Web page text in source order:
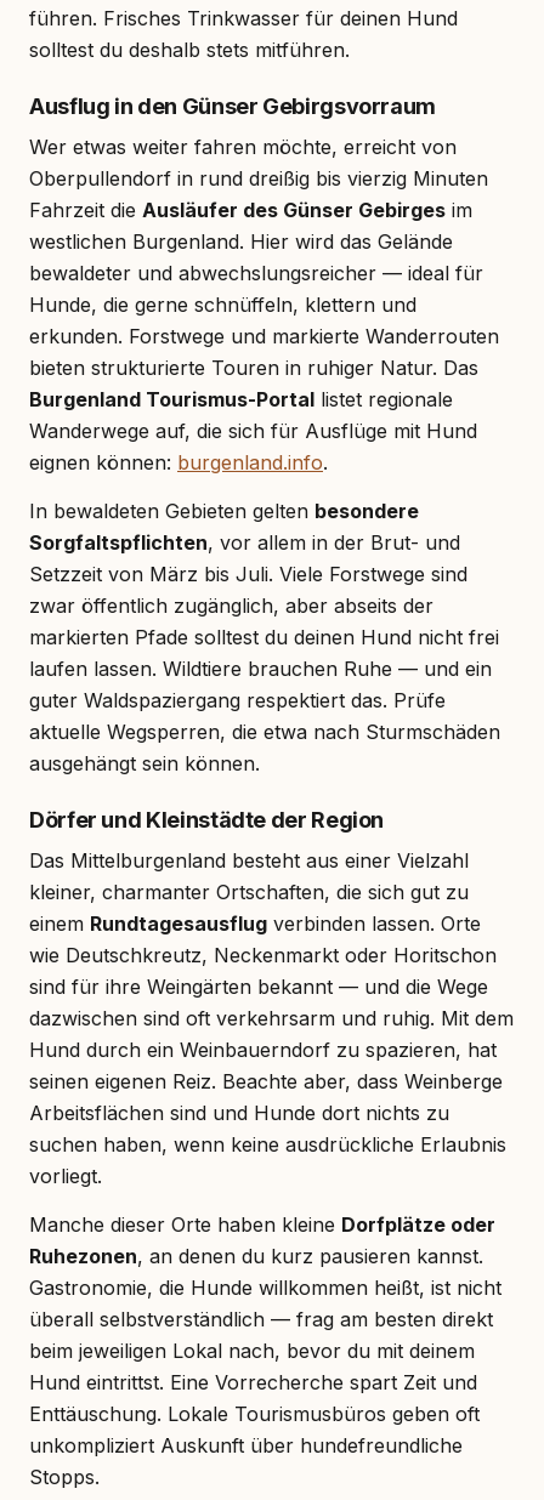
führen. Frisches Trinkwasser für deinen Hund
solltest du deshalb stets mitführen.
Ausflug in den Günser Gebirgsvorraum
Wer etwas weiter fahren möchte, erreicht von
Oberpullendorf in rund dreißig bis vierzig Minuten
Fahrzeit die Ausläufer des Günser Gebirges im
westlichen Burgenland. Hier wird das Gelände
bewaldeter und abwechslungsreicher — ideal für
Hunde, die gerne schnüffeln, klettern und
erkunden. Forstwege und markierte Wanderrouten
bieten strukturierte Touren in ruhiger Natur. Das
Burgenland Tourismus-Portal listet regionale
Wanderwege auf, die sich für Ausflüge mit Hund
eignen können: burgenland.info.
In bewaldeten Gebieten gelten besondere
Sorgfaltspflichten, vor allem in der Brut- und
Setzzeit von März bis Juli. Viele Forstwege sind
zwar öffentlich zugänglich, aber abseits der
markierten Pfade solltest du deinen Hund nicht frei
laufen lassen. Wildtiere brauchen Ruhe — und ein
guter Waldspaziergang respektiert das. Prüfe
aktuelle Wegsperren, die etwa nach Sturmschäden
ausgehängt sein können.
Dörfer und Kleinstädte der Region
Das Mittelburgenland besteht aus einer Vielzahl
kleiner, charmanter Ortschaften, die sich gut zu
einem Rundtagesausflug verbinden lassen. Orte
wie Deutschkreutz, Neckenmarkt oder Horitschon
sind für ihre Weingärten bekannt — und die Wege
dazwischen sind oft verkehrsarm und ruhig. Mit dem
Hund durch ein Weinbauerndorf zu spazieren, hat
seinen eigenen Reiz. Beachte aber, dass Weinberge
Arbeitsflächen sind und Hunde dort nichts zu
suchen haben, wenn keine ausdrückliche Erlaubnis
vorliegt.
Manche dieser Orte haben kleine Dorfplätze oder
Ruhezonen, an denen du kurz pausieren kannst.
Gastronomie, die Hunde willkommen heißt, ist nicht
überall selbstverständlich — frag am besten direkt
beim jeweiligen Lokal nach, bevor du mit deinem
Hund eintrittst. Eine Vorrecherche spart Zeit und
Enttäuschung. Lokale Tourismusbüros geben oft
unkompliziert Auskunft über hundefreundliche
Stopps.